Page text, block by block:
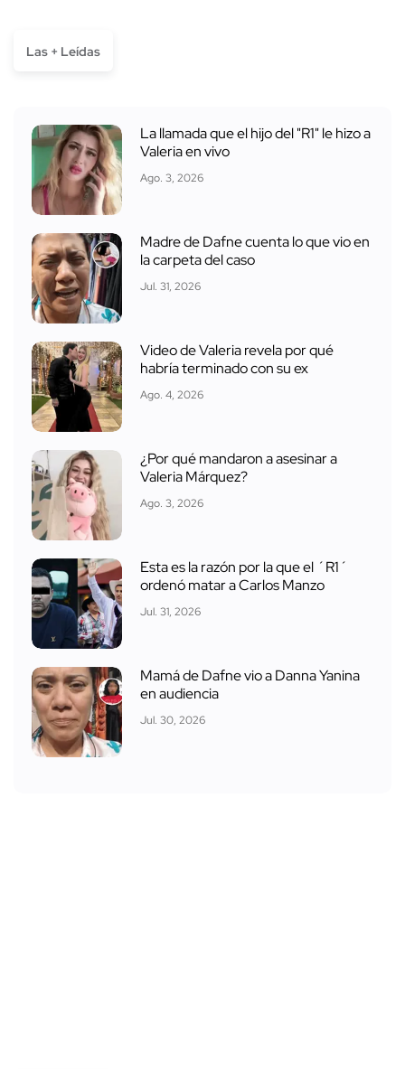
Las + Leídas
La llamada que el hijo del "R1" le hizo a
Valeria en vivo
Ago. 3, 2026
Madre de Dafne cuenta lo que vio en
la carpeta del caso
Jul. 31, 2026
Video de Valeria revela por qué
habría terminado con su ex
Ago. 4, 2026
¿Por qué mandaron a asesinar a
Valeria Márquez?
Ago. 3, 2026
Esta es la razón por la que el ´R1´
ordenó matar a Carlos Manzo
Jul. 31, 2026
Mamá de Dafne vio a Danna Yanina
en audiencia
Jul. 30, 2026